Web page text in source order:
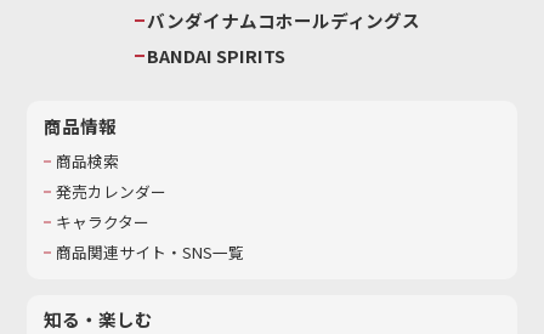
バンダイナムコホールディングス
BANDAI SPIRITS
商品情報
商品検索
発売カレンダー
キャラクター
商品関連サイト・SNS一覧
知る・楽しむ